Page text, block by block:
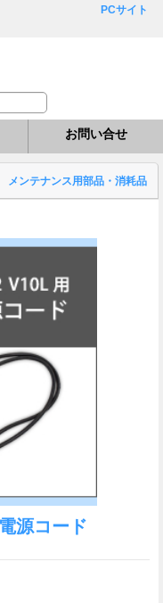
PCサイト
お問い合せ
ンテナンス用部品・消耗品
源コード